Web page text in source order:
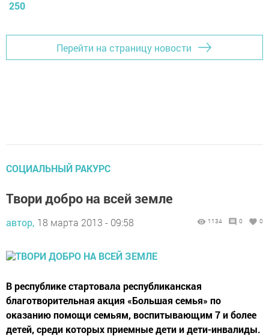
250
Перейти на страницу новости
СОЦИАЛЬНЫЙ РАКУРС
Твори добро на всей земле
автор, 18 марта 2013 - 09:58 1134 0 0
В республике стартовала республиканская
благотворительная акция «Большая семья» по
оказанию помощи семьям, воспитывающим 7 и более
детей, среди которых приемные дети и дети-инвалиды.